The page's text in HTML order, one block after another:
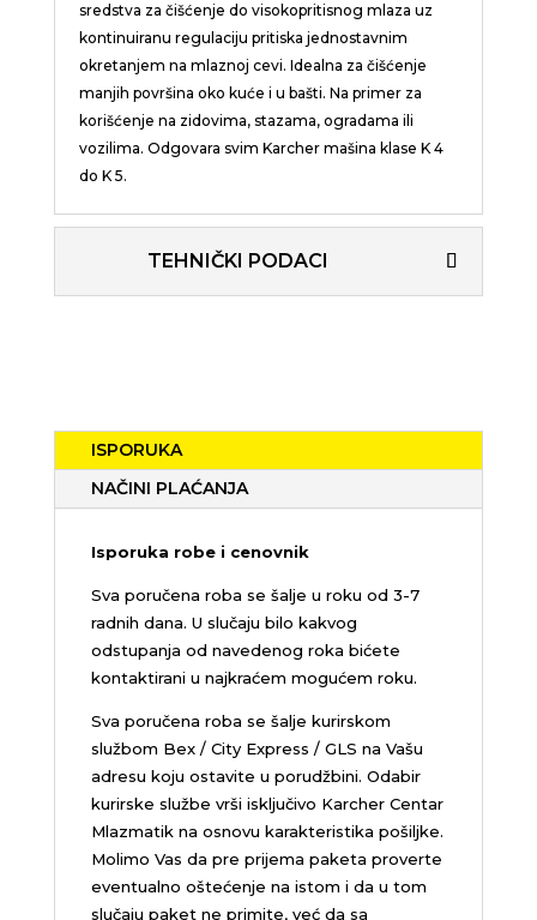
sredstva za čišćenje do visokopritisnog mlaza uz
kontinuiranu regulaciju pritiska jednostavnim
okretanjem na mlaznoj cevi. Idealna za čišćenje
manjih površina oko kuće i u bašti. Na primer za
korišćenje na zidovima, stazama, ogradama ili
vozilima. Odgovara svim Karcher mašina klase K 4
do K 5.
TEHNIČKI PODACI
ISPORUKA
NAČINI PLAĆANJA
Isporuka robe i cenovnik
Sva poručena roba se šalje u roku od 3-7
radnih dana. U slučaju bilo kakvog
odstupanja od navedenog roka bićete
kontaktirani u najkraćem mogućem roku.
Sva poručena roba se šalje kurirskom
službom Bex / City Express / GLS na Vašu
adresu koju ostavite u porudžbini. Odabir
kurirske službe vrši isključivo Karcher Centar
Mlazmatik na osnovu karakteristika pošiljke.
Molimo Vas da pre prijema paketa proverte
eventualno oštećenje na istom i da u tom
slučaju paket ne primite, već da sa